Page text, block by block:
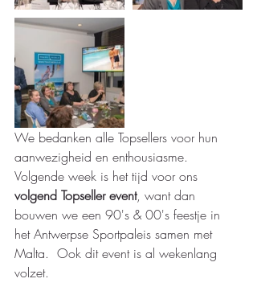
We bedanken alle Topsellers voor hun
aanwezigheid en enthousiasme.
Volgende week is het tijd voor ons
volgend Topseller event, want dan
bouwen we een 90's & 00's feestje in
het Antwerpse Sportpaleis samen met
Malta.  Ook dit event is al wekenlang
volzet.